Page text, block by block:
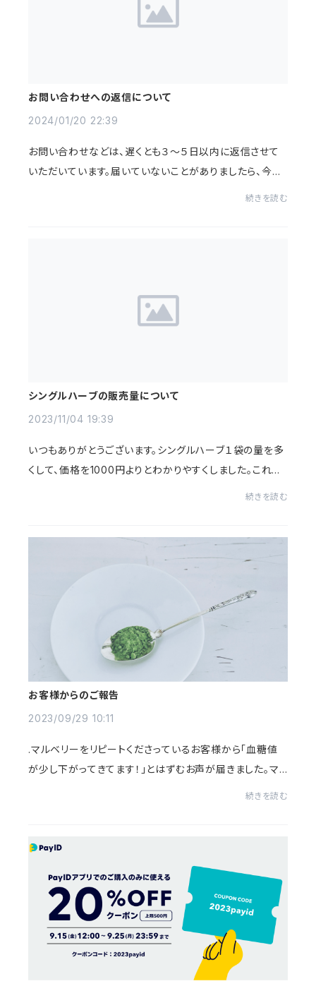
お問い合わせへの返信について
2024/01/20 22:39
お問い合わせなどは、遅くとも３～５日以内に返信させて
いただいています。届いていないことがありましたら、今一
続きを読む
シングルハーブの販売量について
2023/11/04 19:39
いつもありがとうございます。シングルハーブ１袋の量を多
くして、価格を1000円よりとわかりやすくしました。これま
続きを読む
お客様からのご報告
2023/09/29 10:11
.マルベリーをリピートくださっているお客様から「血糖値
が少し下がってきてます！」とはずむお声が届きました。マ
続きを読む